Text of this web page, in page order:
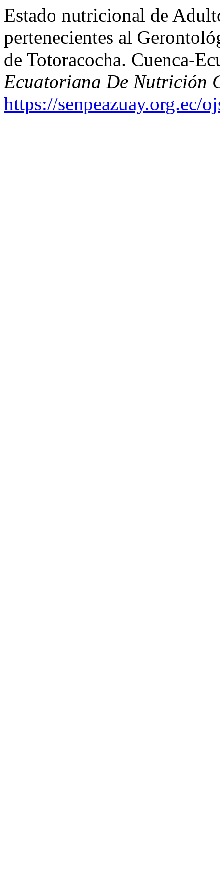
Estado nutricional de
pertenecientes al
de Totoracocha. Cuenca-
Ecuatoriana De Nutrición
https://senpeazuay.org.ec/